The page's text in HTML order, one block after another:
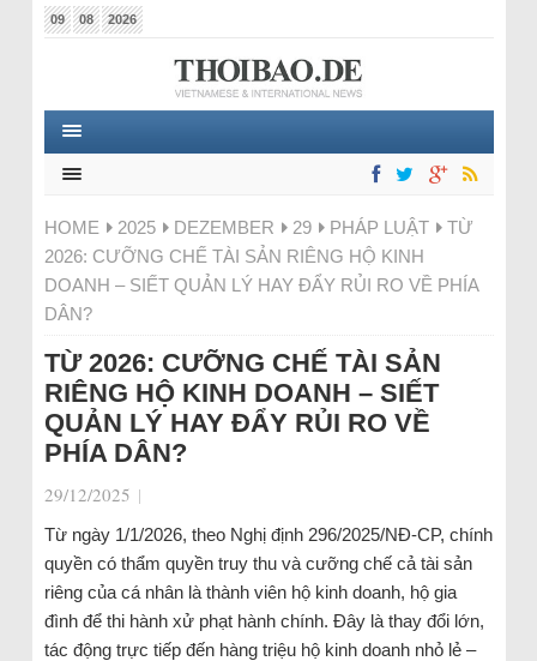
09 08 2026
HOME 2025 DEZEMBER 29 PHÁP LUẬT
TỪ
2026: CƯỠNG CHẾ TÀI SẢN RIÊNG HỘ KINH
DOANH – SIẾT QUẢN LÝ HAY ĐẨY RỦI RO VỀ PHÍA
DÂN?
TỪ 2026: CƯỠNG CHẾ TÀI SẢN
RIÊNG HỘ KINH DOANH – SIẾT
QUẢN LÝ HAY ĐẨY RỦI RO VỀ
PHÍA DÂN?
29/12/2025 |
Từ ngày 1/1/2026, theo Nghị định 296/2025/NĐ-CP, chính
quyền có thẩm quyền truy thu và cưỡng chế cả tài sản
riêng của cá nhân là thành viên hộ kinh doanh, hộ gia
đình để thi hành xử phạt hành chính. Đây là thay đổi lớn,
tác động trực tiếp đến hàng triệu hộ kinh doanh nhỏ lẻ –